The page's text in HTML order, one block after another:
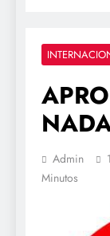
Admin
Minutos